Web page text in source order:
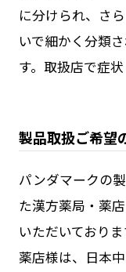
に分けられ、さ
いで細かく分類
す。取扱店で症
製品取扱ご希望
パンダマークの
た漢方薬局・薬
いただいており
薬店様は、日本